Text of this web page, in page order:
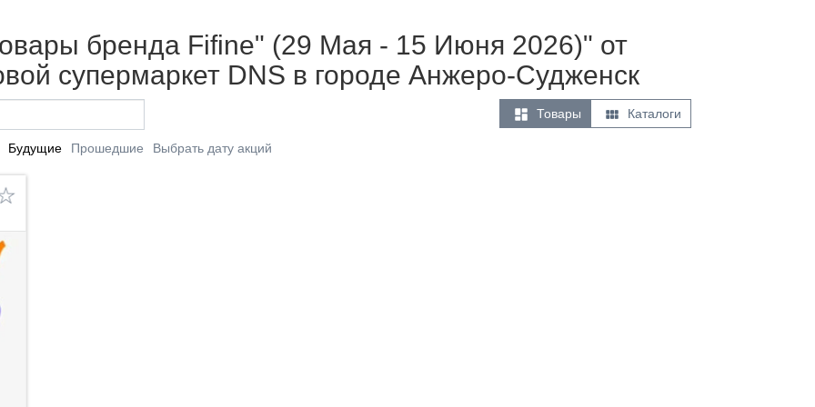
бренда Fifine" (29 Мая - 15 Июня 2026)" от
супермаркет DNS в городе Анжеро-Судженск
 Товары  Каталоги
Будущие Прошедшие Выбрать дату акций